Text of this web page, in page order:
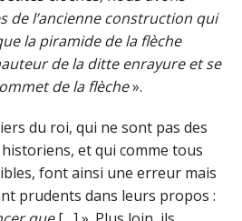
de l’ancienne construction qui
la piramide de la flèche
de la ditte enrayure et se
de la flèche».
du roi, qui ne sont pas des
et qui comme tous
font ainsi une erreur mais
prudents dans leurs propos :